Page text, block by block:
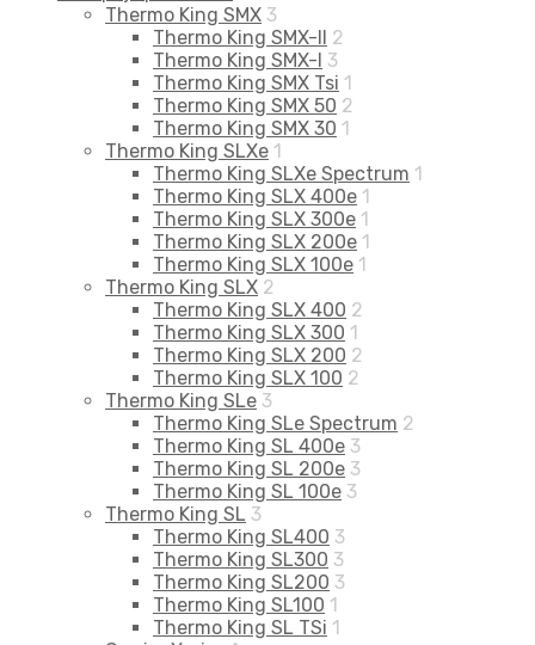
Thermo King SMX 3
Thermo King SMX-II 2
Thermo King SMX-I 3
Thermo King SMX Tsi 1
Thermo King SMX 50 2
Thermo King SMX 30 1
Thermo King SLXe 1
Thermo King SLXe Spectrum 1
Thermo King SLX 400e 1
Thermo King SLX 300e 1
Thermo King SLX 200e 1
Thermo King SLX 100e 1
Thermo King SLX 2
Thermo King SLX 400 2
Thermo King SLX 300 1
Thermo King SLX 200 2
Thermo King SLX 100 2
Thermo King SLe 3
Thermo King SLe Spectrum 2
Thermo King SL 400e 3
Thermo King SL 200e 3
Thermo King SL 100e 3
Thermo King SL 3
Thermo King SL400 3
Thermo King SL300 3
Thermo King SL200 3
Thermo King SL100 1
Thermo King SL TSi 1